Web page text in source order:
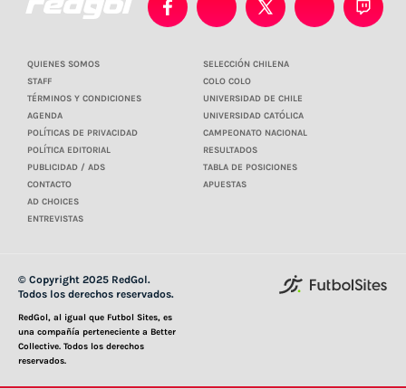
QUIENES SOMOS
STAFF
TÉRMINOS Y CONDICIONES
AGENDA
POLÍTICAS DE PRIVACIDAD
POLÍTICA EDITORIAL
PUBLICIDAD / ADS
CONTACTO
AD CHOICES
ENTREVISTAS
SELECCIÓN CHILENA
COLO COLO
UNIVERSIDAD DE CHILE
UNIVERSIDAD CATÓLICA
CAMPEONATO NACIONAL
RESULTADOS
TABLA DE POSICIONES
APUESTAS
© Copyright 2025 RedGol.
Todos los derechos reservados.
RedGol, al igual que Futbol Sites, es
una compañía perteneciente a Better
Collective. Todos los derechos
reservados.